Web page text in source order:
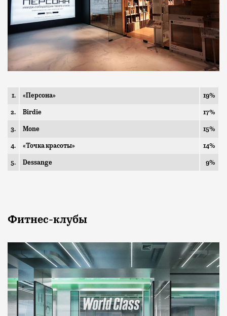
1. «Персона» 19%
2. Birdie 17%
3. Mone 15%
4. «Точка красоты» 14%
5. Dessange 9%
Фитнес-клубы